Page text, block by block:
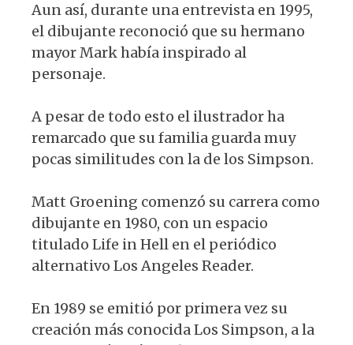
Aun así, durante una entrevista en 1995,
el dibujante reconoció que su hermano
mayor Mark había inspirado al
personaje.
A pesar de todo esto el ilustrador ha
remarcado que su familia guarda muy
pocas similitudes con la de los Simpson.
Matt Groening comenzó su carrera como
dibujante en 1980, con un espacio
titulado Life in Hell en el periódico
alternativo Los Angeles Reader.
En 1989 se emitió por primera vez su
creación más conocida Los Simpson, a la